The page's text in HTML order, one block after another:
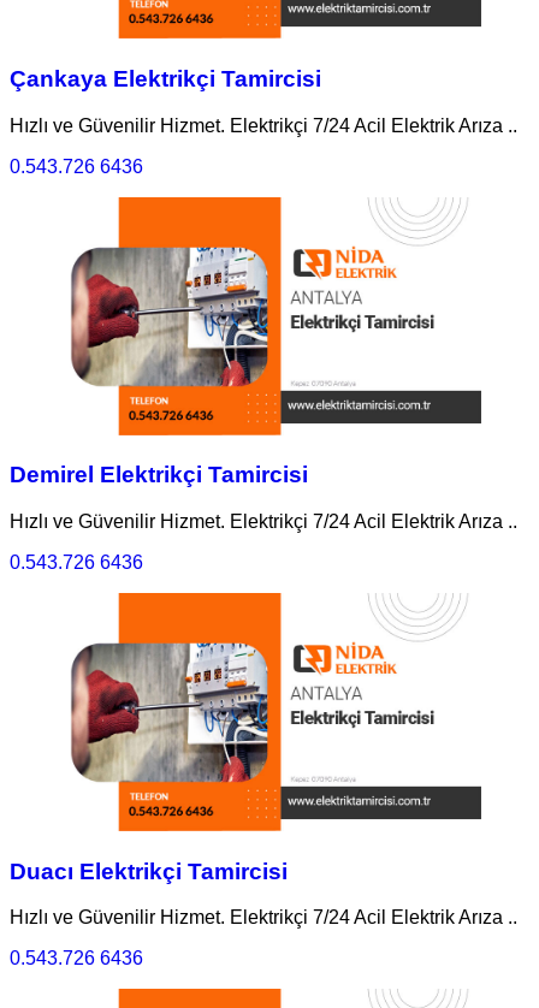
Çankaya Elektrikçi Tamircisi
Hızlı ve Güvenilir Hizmet. Elektrikçi 7/24 Acil Elektrik Arıza ..
0.543.726 6436
Demirel Elektrikçi Tamircisi
Hızlı ve Güvenilir Hizmet. Elektrikçi 7/24 Acil Elektrik Arıza ..
0.543.726 6436
Duacı Elektrikçi Tamircisi
Hızlı ve Güvenilir Hizmet. Elektrikçi 7/24 Acil Elektrik Arıza ..
0.543.726 6436